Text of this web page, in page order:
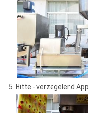
5. Hitte - verzegelend